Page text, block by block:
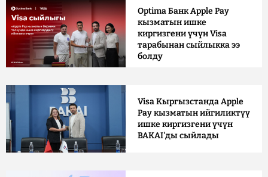
Optima Банк Apple Pay
кызматын ишке
киргизгени үчүн Visa
тарабынан сыйлыкка ээ
болду
Visa Кыргызстанда Apple
Pay кызматын ийгиликтүү
ишке киргизгени үчүн
BAKAI'ды сыйлады